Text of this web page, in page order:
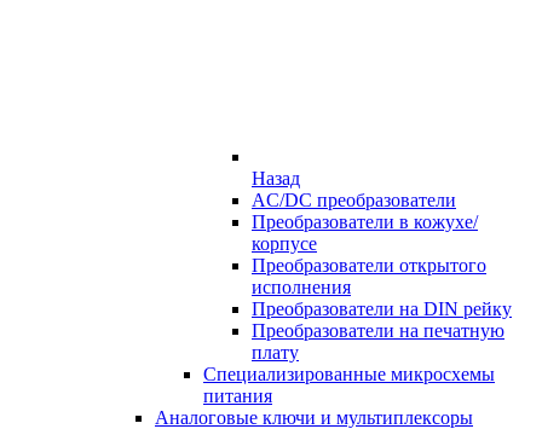
Назад
AC/DC преобразователи
Преобразователи в кожухе/
корпусе
Преобразователи открытого
исполнения
Преобразователи на DIN рейку
Преобразователи на печатную
плату
Специализированные микросхемы
питания
Аналоговые ключи и мультиплексоры